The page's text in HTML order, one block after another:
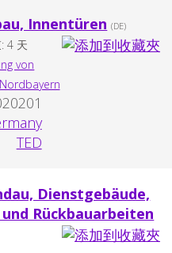
Innentüren (DE)
4 天
von
TED
Dienstgebäude,
Rückbauarbeiten